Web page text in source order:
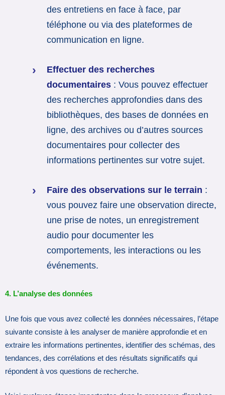
des entretiens en face à face, par
téléphone ou via des plateformes de
communication en ligne.
Effectuer des recherches
documentaires: Vous pouvez effectuer
des recherches approfondies dans des
bibliothèques, des bases de données en
ligne, des archives ou d’autres sources
documentaires pour collecter des
informations pertinentes sur votre sujet.
Faire des observations sur le terrain :
vous pouvez faire une observation directe,
une prise de notes, un enregistrement
audio pour documenter les
comportements, les interactions ou les
événements.
4. L’analyse des données
Une fois que vous avez collecté les données nécessaires, l’étape
suivante consiste à les analyser de manière approfondie et en
extraire les informations pertinentes, identifier des schémas, des
tendances, des corrélations et des résultats significatifs qui
répondent à vos questions de recherche.